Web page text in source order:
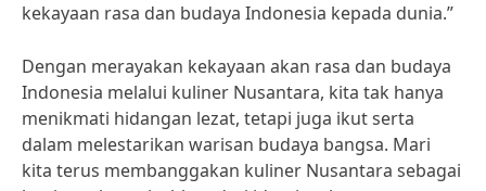
kekayaan rasa dan budaya Indonesia kepada dunia.”
Dengan merayakan kekayaan akan rasa dan budaya
Indonesia melalui kuliner Nusantara, kita tak hanya
menikmati hidangan lezat, tetapi juga ikut serta
dalam melestarikan warisan budaya bangsa. Mari
kita terus membanggakan kuliner Nusantara sebagai